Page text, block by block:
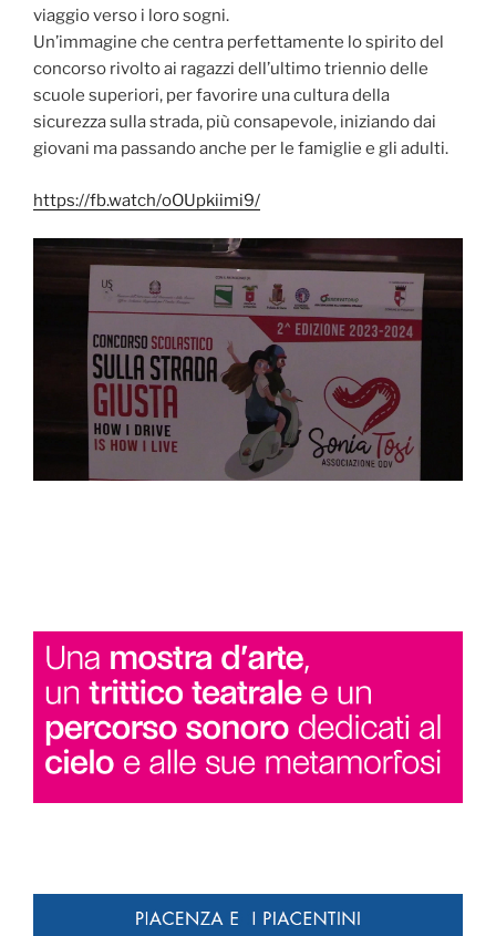
viaggio verso i loro sogni.
Un’immagine che centra perfettamente lo spirito del
concorso rivolto ai ragazzi dell’ultimo triennio delle
scuole superiori, per favorire una cultura della
sicurezza sulla strada, più consapevole, iniziando dai
giovani ma passando anche per le famiglie e gli adulti.
https://fb.watch/oOUpkiimi9/